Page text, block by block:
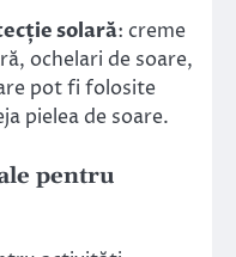
solară: creme
ochelari de soare,
pot fi folosite
pielea de soare.
pentru